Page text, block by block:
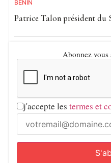
BÉNIN
Patrice Talon président du
Abonnez vous
j'accepte les termes et